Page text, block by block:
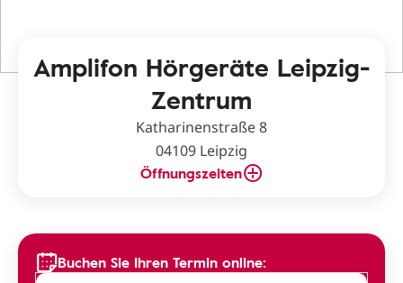
Amplifon Hörgeräte Leipzig-
Zentrum
Katharinenstraße 8
04109 Leipzig
Öffnungszeiten
Buchen Sie Ihren Termin online: